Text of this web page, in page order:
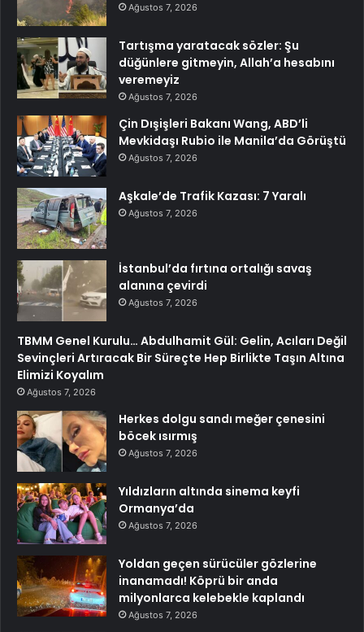
Ağustos 7, 2026
Tartışma yaratacak sözler: Şu
düğünlere gitmeyin, Allah’a hesabını
veremeyiz
Ağustos 7, 2026
Çin Dışişleri Bakanı Wang, ABD’li
Mevkidaşı Rubio ile Manila’da Görüştü
Ağustos 7, 2026
Aşkale’de Trafik Kazası: 7 Yaralı
Ağustos 7, 2026
İstanbul’da fırtına ortalığı savaş
alanına çevirdi
Ağustos 7, 2026
TBMM Genel Kurulu… Abdulhamit Gül: Gelin, Acıları Değil
Sevinçleri Artıracak Bir Süreçte Hep Birlikte Taşın Altına
Elimizi Koyalım
Ağustos 7, 2026
Herkes dolgu sandı meğer çenesini
böcek ısırmış
Ağustos 7, 2026
Yıldızların altında sinema keyfi
Ormanya’da
Ağustos 7, 2026
Yoldan geçen sürücüler gözlerine
inanamadı! Köprü bir anda
milyonlarca kelebekle kaplandı
Ağustos 7, 2026